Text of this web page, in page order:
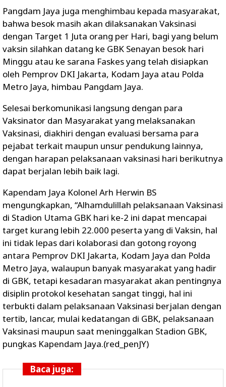
Pangdam Jaya juga menghimbau kepada masyarakat,
bahwa besok masih akan dilaksanakan Vaksinasi
dengan Target 1 Juta orang per Hari, bagi yang belum
vaksin silahkan datang ke GBK Senayan besok hari
Minggu atau ke sarana Faskes yang telah disiapkan
oleh Pemprov DKI Jakarta, Kodam Jaya atau Polda
Metro Jaya, himbau Pangdam Jaya.
Selesai berkomunikasi langsung dengan para
Vaksinator dan Masyarakat yang melaksanakan
Vaksinasi, diakhiri dengan evaluasi bersama para
pejabat terkait maupun unsur pendukung lainnya,
dengan harapan pelaksanaan vaksinasi hari berikutnya
dapat berjalan lebih baik lagi.
Kapendam Jaya Kolonel Arh Herwin BS
mengungkapkan, “Alhamdulillah pelaksanaan Vaksinasi
di Stadion Utama GBK hari ke-2 ini dapat mencapai
target kurang lebih 22.000 peserta yang di Vaksin, hal
ini tidak lepas dari kolaborasi dan gotong royong
antara Pemprov DKI Jakarta, Kodam Jaya dan Polda
Metro Jaya, walaupun banyak masyarakat yang hadir
di GBK, tetapi kesadaran masyarakat akan pentingnya
disiplin protokol kesehatan sangat tinggi, hal ini
terbukti dalam pelaksanaan Vaksinasi berjalan dengan
tertib, lancar, mulai kedatangan di GBK, pelaksanaan
Vaksinasi maupun saat meninggalkan Stadion GBK,
pungkas Kapendam Jaya.(red_penJY)
Baca juga: